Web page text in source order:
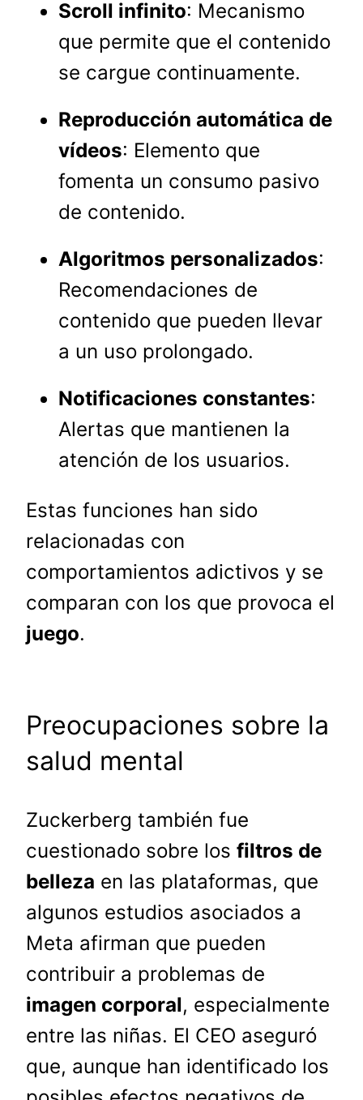
Scroll infinito: Mecanismo
que permite que el contenido
se cargue continuamente.
Reproducción automática de
vídeos: Elemento que
fomenta un consumo pasivo
de contenido.
Algoritmos personalizados:
Recomendaciones de
contenido que pueden llevar
a un uso prolongado.
Notificaciones constantes:
Alertas que mantienen la
atención de los usuarios.
Estas funciones han sido
relacionadas con
comportamientos adictivos y se
comparan con los que provoca el
juego.
Preocupaciones sobre la
salud mental
Zuckerberg también fue
cuestionado sobre los filtros de
belleza en las plataformas, que
algunos estudios asociados a
Meta afirman que pueden
contribuir a problemas de
imagen corporal, especialmente
entre las niñas. El CEO aseguró
que, aunque han identificado los